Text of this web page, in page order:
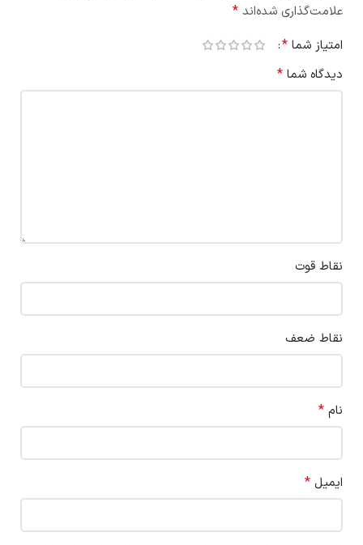
علامت‌گذاری شده‌اند *
امتیاز شما *
دیدگاه شما *
نقاط قوت
نقاط ضعف
نام *
ایمیل *